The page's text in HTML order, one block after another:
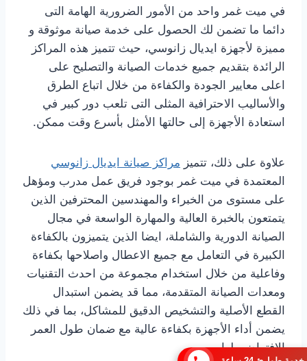
في ميت غمر واحد من الأمور الضرورية الهامة التى
دائما ما تضمن لك الحصول على خدمة صيانة موثوقة و
مميزة لأجهزة ايديال زانوسي، حيث تتميز هذه المراكز
الرائدة بتقديم جميع خدمات الصيانة والتصليح على
اعلى معايير الجودة والكفاءة من خلال اتباع الطرق
والأساليب الاحترافية المثلى التى تلعب دور كبير في
استعادة الأجهزة إلى حالتها الأمثل بأسرع وقت ممكن.
علاوة على ذلك، تتميز مراكز صيانة ايديال زانوسي
المعتمدة في ميت غمر بوجود فريق عمل مدرب ومؤهل
على مستوى من الخبراء والمهندسين المحترفين الذين
يتمتعون بالخبرة العالية والمهارة الواسعة في مجال
الصيانة الدورية والشاملة، ايضا الذين يتميزون بالكفاءة
الكبيرة في التعامل مع جميع الاعطال واصلاحها بكفاءة
وفاعلية من خلال استخدام مجموعة من احدث التقنيات
ومعدات الصيانة المتقدمة، مما قد يضمن استبدال
القطع الأصلية والتشخيص الدقيق للمشاكل، بما في ذلك
يضمن أداء الأجهزة بكفاءة عالية مع ضمان طول العمر
الإفتراضي لها.